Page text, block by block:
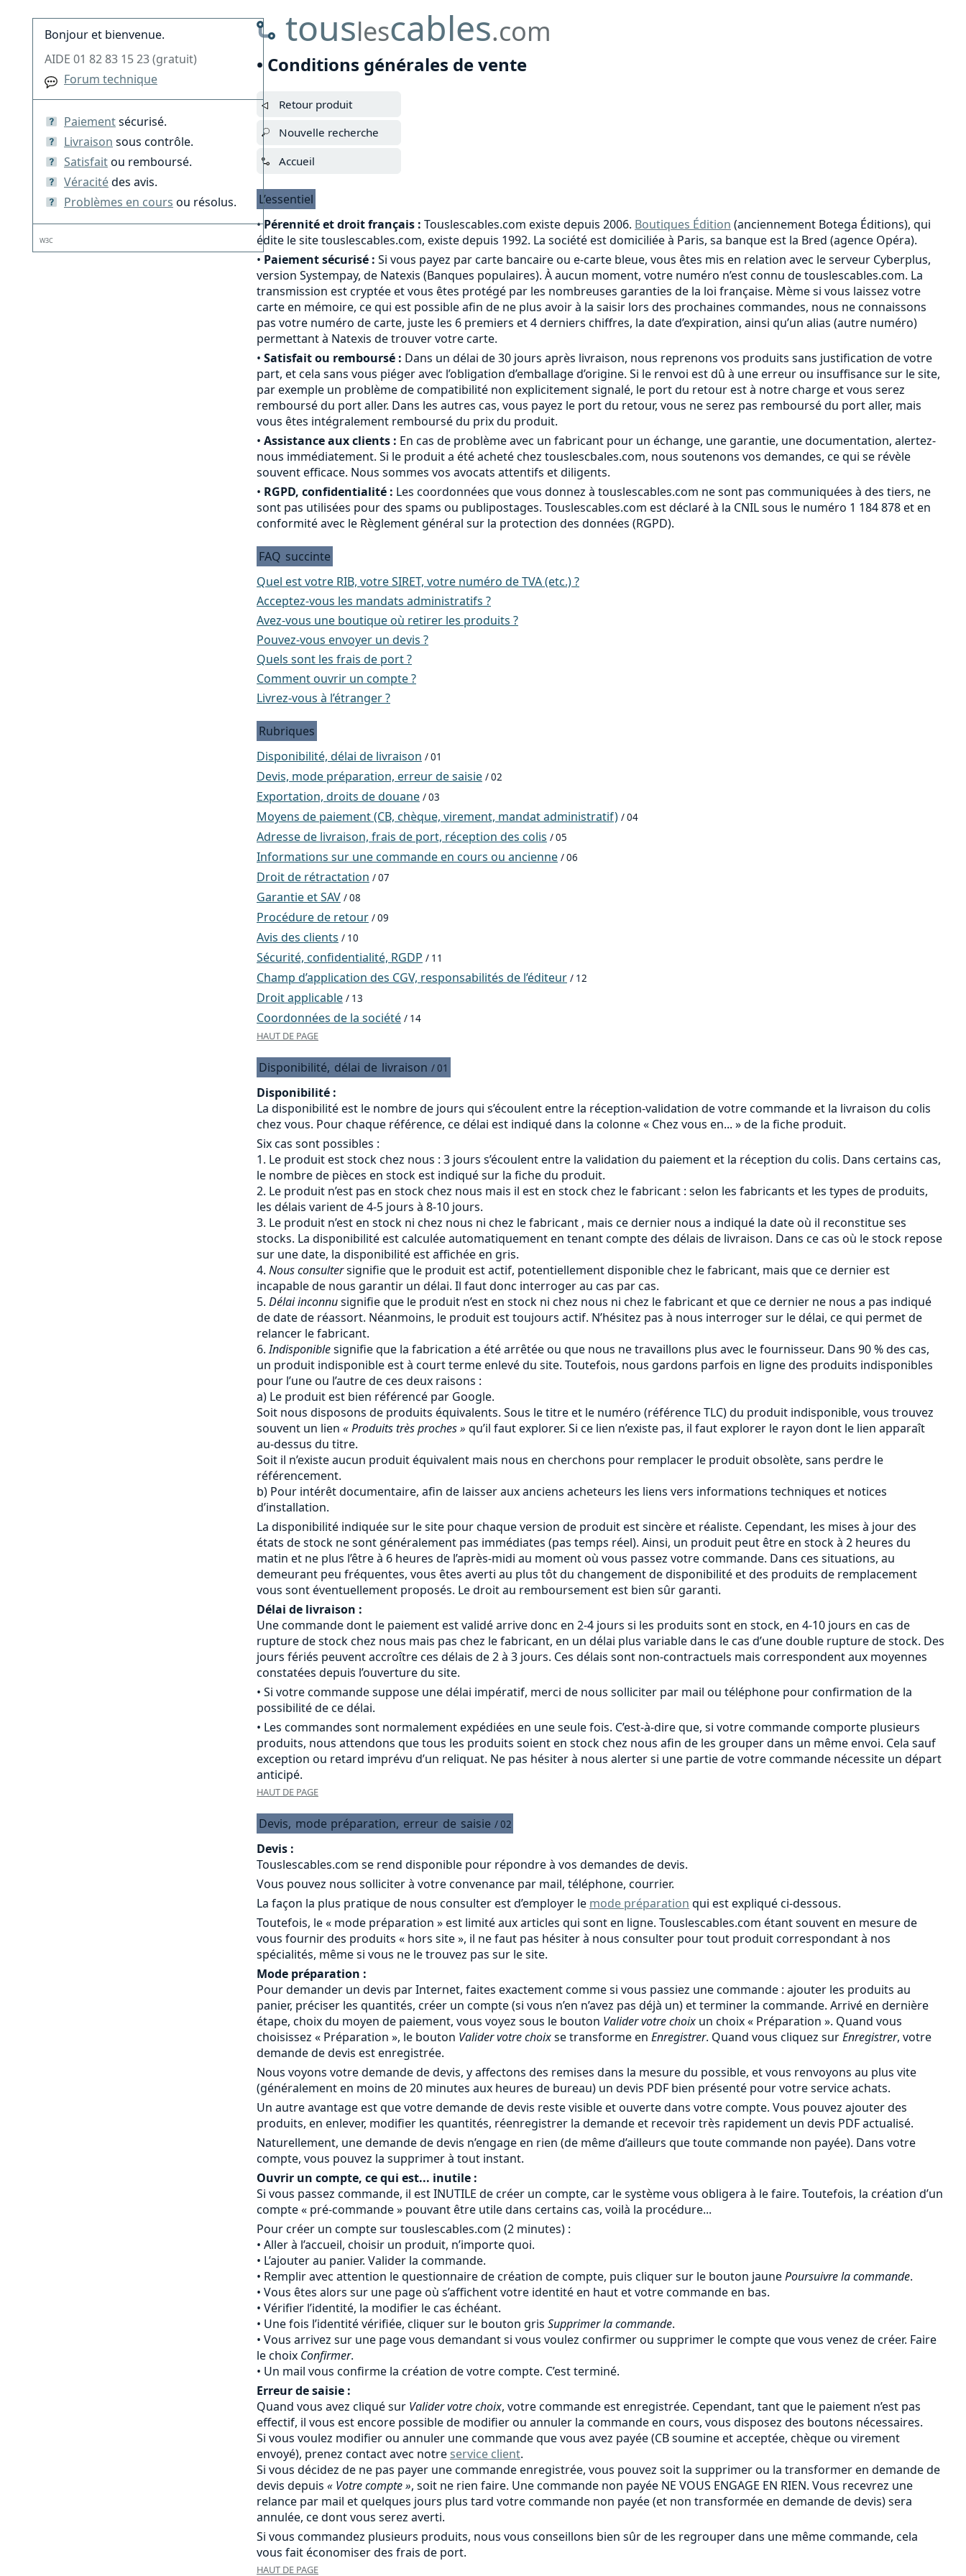
touslescables.com
• Conditions générales de vente
Retour produit
Nouvelle recherche
Accueil
L’essentiel
•Pérennité et droit français : Touslescables.com existe depuis 2006. Boutiques Édition (anciennement Botega Éditions), qui
édite le site touslescables.com, existe depuis 1992. La société est domiciliée à Paris, sa banque est la Bred (agence Opéra).
• Paiement sécurisé : Si vous payez par carte bancaire ou e-carte bleue, vous êtes mis en relation avec le serveur Cyberplus,
version Systempay, de Natexis (Banques populaires). À aucun moment, votre numéro n’est connu de touslescables.com. La
transmission est cryptée et vous êtes protégé par les nombreuses garanties de la loi française. Mème si vous laissez votre
carte en mémoire, ce qui est possible afin de ne plus avoir à la saisir lors des prochaines commandes, nous ne connaissons
pas votre numéro de carte, juste les 6 premiers et 4 derniers chiffres, la date d’expiration, ainsi qu’un alias (autre numéro)
permettant à Natexis de trouver votre carte.
• Satisfait ou remboursé : Dans un délai de 30 jours après livraison, nous reprenons vos produits sans justification de votre
part, et cela sans vous piéger avec l’obligation d’emballage d’origine. Si le renvoi est dû à une erreur ou insuffisance sur le site,
par exemple un problème de compatibilité non explicitement signalé, le port du retour est à notre charge et vous serez
remboursé du port aller. Dans les autres cas, vous payez le port du retour, vous ne serez pas remboursé du port aller, mais
vous êtes intégralement remboursé du prix du produit.
• Assistance aux clients : En cas de problème avec un fabricant pour un échange, une garantie, une documentation, alertez-
nous immédiatement. Si le produit a été acheté chez touslescbales.com, nous soutenons vos demandes, ce qui se révèle
souvent efficace. Nous sommes vos avocats attentifs et diligents.
• RGPD, confidentialité : Les coordonnées que vous donnez à touslescables.com ne sont pas communiquées à des tiers, ne
sont pas utilisées pour des spams ou publipostages. Touslescables.com est déclaré à la CNIL sous le numéro 1 184 878 et en
conformité avec le Règlement général sur la protection des données (RGPD).
FAQ succinte
Quel est votre RIB, votre SIRET, votre numéro de TVA (etc.) ?
Acceptez-vous les mandats administratifs ?
Avez-vous une boutique où retirer les produits ?
Pouvez-vous envoyer un devis ?
Quels sont les frais de port ?
Comment ouvrir un compte ?
Livrez-vous à l’étranger ?
Rubriques
Disponibilité, délai de livraison / 01
Devis, mode préparation, erreur de saisie / 02
Exportation, droits de douane / 03
Moyens de paiement (CB, chèque, virement, mandat administratif) / 04
Adresse de livraison, frais de port, réception des colis / 05
Informations sur une commande en cours ou ancienne / 06
Droit de rétractation / 07
Garantie et SAV / 08
Procédure de retour / 09
Avis des clients / 10
Sécurité, confidentialité, RGDP / 11
Champ d’application des CGV, responsabilités de l’éditeur / 12
Droit applicable / 13
Coordonnées de la société / 14
HAUT DE PAGE
Disponibilité, délai de livraison / 01
Disponibilité :
La disponibilité est le nombre de jours qui s’écoulent entre la réception-validation de votre commande et la livraison du colis
chez vous. Pour chaque référence, ce délai est indiqué dans la colonne « Chez vous en... » de la fiche produit.
Six cas sont possibles :
Le produit est stock chez nous : 3 jours s’écoulent entre la validation du paiement et la réception du colis. Dans certains cas,
le nombre de pièces en stock est indiqué sur la fiche du produit.
Le produit n’est pas en stock chez nous mais il est en stock chez le fabricant : selon les fabricants et les types de produits,
les délais varient de 4-5 jours à 8-10 jours.
Le produit n’est en stock ni chez nous ni chez le fabricant , mais ce dernier nous a indiqué la date où il reconstitue ses
stocks. La disponibilité est calculée automatiquement en tenant compte des délais de livraison. Dans ce cas où le stock repose
sur une date, la disponibilité est affichée en gris.
Nous consultersignifie que le produit est actif, potentiellement disponible chez le fabricant, mais que ce dernier est
incapable de nous garantir un délai. Il faut donc interroger au cas par cas.
Délai inconnusignifie que le produit n’est en stock ni chez nous ni chez le fabricant et que ce dernier ne nous a pas indiqué
de date de réassort. Néanmoins, le produit est toujours actif. N’hésitez pas à nous interroger sur le délai, ce qui permet de
relancer le fabricant.
Indisponiblesignifie que la fabrication a été arrêtée ou que nous ne travaillons plus avec le fournisseur. Dans 90 % des cas,
un produit indisponible est à court terme enlevé du site. Toutefois, nous gardons parfois en ligne des produits indisponibles
pour l’une ou l’autre de ces deux raisons :
a) Le produit est bien référencé par Google.
Soit nous disposons de produits équivalents. Sous le titre et le numéro (référence TLC) du produit indisponible, vous trouvez
souvent un lien « Produits très proches » qu’il faut explorer. Si ce lien n’existe pas, il faut explorer le rayon dont le lien apparaît
au-dessus du titre.
Soit il n’existe aucun produit équivalent mais nous en cherchons pour remplacer le produit obsolète, sans perdre le
référencement.
b) Pour intérêt documentaire, afin de laisser aux anciens acheteurs les liens vers informations techniques et notices
d’installation.
La disponibilité indiquée sur le site pour chaque version de produit est sincère et réaliste. Cependant, les mises à jour des
états de stock ne sont généralement pas immédiates (pas temps réel). Ainsi, un produit peut être en stock à 2 heures du
matin et ne plus l’être à 6 heures de l’après-midi au moment où vous passez votre commande. Dans ces situations, au
demeurant peu fréquentes, vous êtes averti au plus tôt du changement de disponibilité et des produits de remplacement
vous sont éventuellement proposés. Le droit au remboursement est bien sûr garanti.
Délai de livraison :
Une commande dont le paiement est validé arrive donc en 2-4 jours si les produits sont en stock, en 4-10 jours en cas de
rupture de stock chez nous mais pas chez le fabricant, en un délai plus variable dans le cas d’une double rupture de stock. Des
jours fériés peuvent accroître ces délais de 2 à 3 jours. Ces délais sont non-contractuels mais correspondent aux moyennes
constatées depuis l’ouverture du site.
• Si votre commande suppose une délai impératif, merci de nous solliciter par mail ou téléphone pour confirmation de la
possibilité de ce délai.
• Les commandes sont normalement expédiées en une seule fois. C’est-à-dire que, si votre commande comporte plusieurs
produits, nous attendons que tous les produits soient en stock chez nous afin de les grouper dans un même envoi. Cela sauf
exception ou retard imprévu d’un reliquat. Ne pas hésiter à nous alerter si une partie de votre commande nécessite un départ
anticipé.
HAUT DE PAGE
Devis, mode préparation, erreur de saisie / 02
Devis :
Touslescables.com se rend disponible pour répondre à vos demandes de devis.
Vous pouvez nous solliciter à votre convenance par mail, téléphone, courrier.
La façon la plus pratique de nous consulter est d’employer le mode préparation qui est expliqué ci-dessous.
Toutefois, le « mode préparation » est limité aux articles qui sont en ligne. Touslescables.com étant souvent en mesure de
vous fournir des produits « hors site », il ne faut pas hésiter à nous consulter pour tout produit correspondant à nos
spécialités, même si vous ne le trouvez pas sur le site.
Mode préparation :
Pour demander un devis par Internet, faites exactement comme si vous passiez une commande : ajouter les produits au
panier, préciser les quantités, créer un compte (si vous n’en n’avez pas déjà un) et terminer la commande. Arrivé en dernière
étape, choix du moyen de paiement, vous voyez sous le bouton Valider votre choix un choix « Préparation ». Quand vous
choisissez « Préparation », le bouton Valider votre choixse transforme en Enregistrer. Quand vous cliquez surEnregistrer, votre
demande de devis est enregistrée.
Nous voyons votre demande de devis, y affectons des remises dans la mesure du possible, et vous renvoyons au plus vite
(généralement en moins de 20 minutes aux heures de bureau) un devis PDF bien présenté pour votre service achats.
Un autre avantage est que votre demande de devis reste visible et ouverte dans votre compte. Vous pouvez ajouter des
produits, en enlever, modifier les quantités, réenregistrer la demande et recevoir très rapidement un devis PDF actualisé.
Naturellement, une demande de devis n’engage en rien (de même d’ailleurs que toute commande non payée). Dans votre
compte, vous pouvez la supprimer à tout instant.
Ouvrir un compte, ce qui est... inutile :
Si vous passez commande, il est INUTILE de créer un compte, car le système vous obligera à le faire. Toutefois, la création d’un
compte « pré-commande » pouvant être utile dans certains cas, voilà la procédure...
Pour créer un compte sur touslescables.com (2 minutes) :
Aller à l’accueil, choisir un produit, n’importe quoi.
L’ajouter au panier. Valider la commande.
Remplir avec attention le questionnaire de création de compte, puis cliquer sur le bouton jaunePoursuivre la commande.
Vous êtes alors sur une page où s’affichent votre identité en haut et votre commande en bas.
Vérifier l’identité, la modifier le cas échéant.
Une fois l’identité vérifiée, cliquer sur le bouton gris Supprimer la commande.
Vous arrivez sur une page vous demandant si vous voulez confirmer ou supprimer le compte que vous venez de créer. Faire
le choix Confirmer.
Un mail vous confirme la création de votre compte. C’est terminé.
Erreur de saisie :
Quand vous avez cliqué sur Valider votre choix, votre commande est enregistrée. Cependant, tant que le paiement n’est pas
effectif, il vous est encore possible de modifier ou annuler la commande en cours, vous disposez des boutons nécessaires.
Si vous voulez modifier ou annuler une commande que vous avez payée (CB soumine et acceptée, chèque ou virement
envoyé), prenez contact avec notreservice client.
Si vous décidez de ne pas payer une commande enregistrée, vous pouvez soit la supprimer ou la transformer en demande de
devis depuis « Votre compte », soit ne rien faire. Une commande non payée NE VOUS ENGAGE EN RIEN. Vous recevrez une
relance par mail et quelques jours plus tard votre commande non payée (et non transformée en demande de devis) sera
annulée, ce dont vous serez averti.
Si vous commandez plusieurs produits, nous vous conseillons bien sûr de les regrouper dans une même commande, cela
vous fait économiser des frais de port.
HAUT DE PAGE
Bonjour et bienvenue.
AIDE 01 82 83 15 23 (gratuit)
Forum technique
Paiementsécurisé.
Livraison sous contrôle.
Satisfaitou remboursé.
Véracitédes avis.
Problèmes en cours ou résolus.
W3C